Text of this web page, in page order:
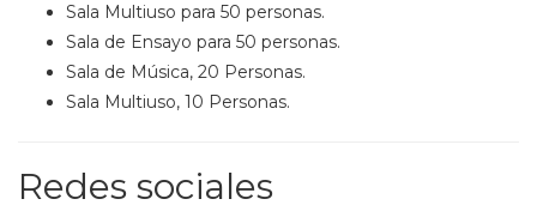
Sala Multiuso para 50 personas.
Sala de Ensayo para 50 personas.
Sala de Música, 20 Personas.
Sala Multiuso, 10 Personas.
Redes sociales